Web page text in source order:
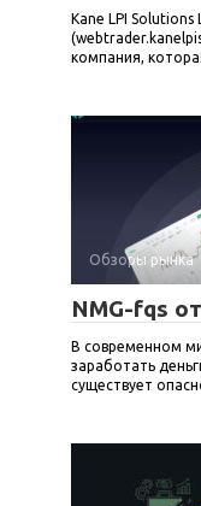
Kane LPI Solutions
компания,
Обзоры рынка
NMG-fqs
В современном
заработать
существует